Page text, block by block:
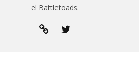
el Battletoads.